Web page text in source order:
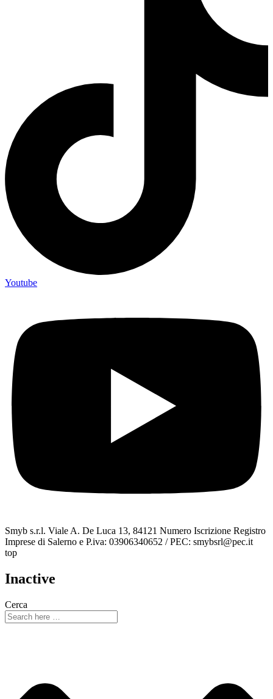
Youtube
Smyb s.r.l. Viale A. De Luca 13, 84121 Numero Iscrizione Registro
Imprese di Salerno e P.iva: 03906340652 / PEC: smybsrl@pec.it
top
Inactive
Cerca